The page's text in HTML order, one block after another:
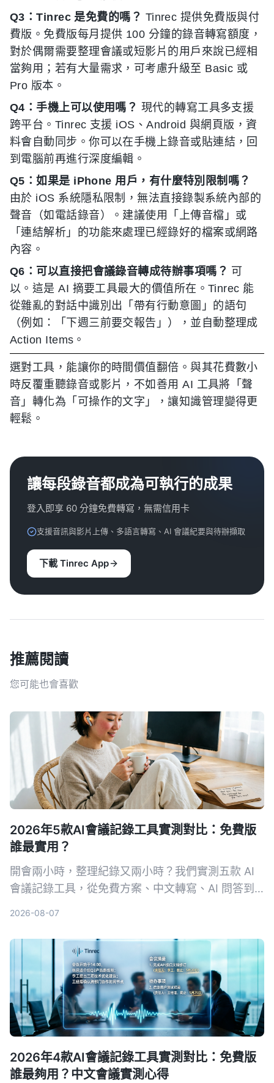
Q3：Tinrec 是免費的嗎？ Tinrec 提供免費版與付
費版。免費版每月提供 100 分鐘的錄音轉寫額度，
對於偶爾需要整理會議或短影片的用戶來說已經相
當夠用；若有大量需求，可考慮升級至 Basic 或
Pro 版本。
Q4：手機上可以使用嗎？ 現代的轉寫工具多支援
跨平台。Tinrec 支援 iOS、Android 與網頁版，資
料會自動同步。你可以在手機上錄音或貼連結，回
到電腦前再進行深度編輯。
Q5：如果是 iPhone 用戶，有什麼特別限制嗎？
由於 iOS 系統隱私限制，無法直接錄製系統內部的
聲音（如電話錄音）。建議使用「上傳音檔」或
「連結解析」的功能來處理已經錄好的檔案或網路
內容。
Q6：可以直接把會議錄音轉成待辦事項嗎？ 可
以。這是 AI 摘要工具最大的價值所在。Tinrec 能
從雜亂的對話中識別出「帶有行動意圖」的語句
（例如：「下週三前要交報告」），並自動整理成
Action Items。
選對工具，能讓你的時間價值翻倍。與其花費數小
時反覆重聽錄音或影片，不如善用 AI 工具將「聲
音」轉化為「可操作的文字」，讓知識管理變得更
輕鬆。
讓每段錄音都成為可執行的成果
登入即享 60 分鐘免費轉寫，無需信用卡
支援音訊與影片上傳、多語言轉寫、AI 會議紀要與待辦擷取
下載 Tinrec App
推薦閱讀
您可能也會喜歡
2026年5款AI會議記錄工具實測對比：免費版
誰最實用？
開會兩小時，整理紀錄又兩小時？我們實測五款 AI
會議記錄工具，從免費方案、中文轉寫、AI 問答到
2026-08-07
2026年4款AI會議記錄工具實測對比：免費版
誰最夠用？中文會議實測心得